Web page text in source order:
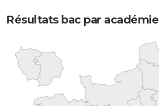
Résultats bac par académie